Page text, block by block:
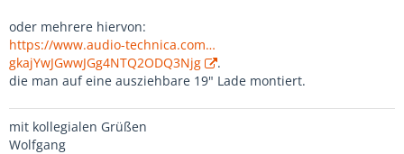
oder mehrere hiervon:
https://www.audio-technica.com…
gkajYwJGwwJGg4NTQ2ODQ3Njg
.
die man auf eine ausziehbare 19" Lade montiert.
mit kollegialen Grüßen
Wolfgang